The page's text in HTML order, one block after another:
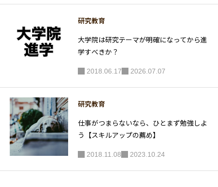
研究教育
大学院は研究テーマが明確になってから進
学すべきか？
2018.06.17 2026.07.07
研究教育
仕事がつまらないなら、ひとまず勉強しよ
う【スキルアップの薦め】
2018.11.08 2023.10.24